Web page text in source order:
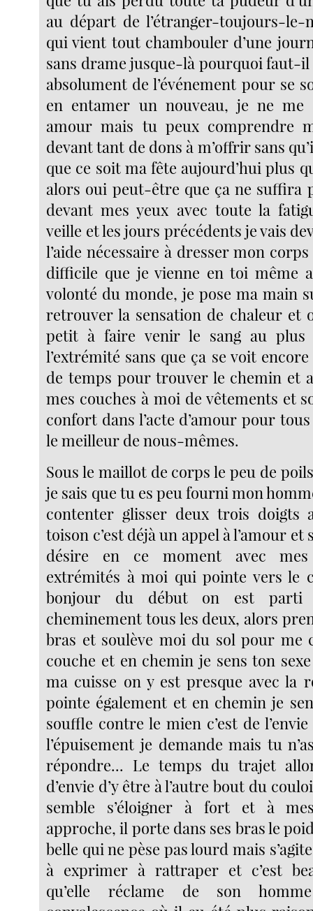
au départ de l’étranger-toujours-le-
qui vient tout chambouler d’une
sans drame jusque-là pourquoi faut-il
absolument de l’événement pour se
en entamer un nouveau, je ne me
amour mais tu peux comprendre
devant tant de dons à m’offrir sans
que ce soit ma fête aujourd’hui plus
alors oui peut-être que ça ne suffira
devant mes yeux avec toute la
veille et les jours précédents je vais
l’aide nécessaire à dresser mon
difficile que je vienne en toi même
volonté du monde, je pose ma main
retrouver la sensation de chaleur et
petit à faire venir le sang au plus
l’extrémité sans que ça se voit
de temps pour trouver le chemin et
mes couches à moi de vêtements et
confort dans l’acte d’amour pour
le meilleur de nous-mêmes.
Sous le maillot de corps le peu de
je sais que tu es peu fourni mon
contenter glisser deux trois doigts
toison c’est déjà un appel à l’amour et
désire en ce moment avec
extrémités à moi qui pointe vers le
bonjour du début on est
cheminement tous les deux, alors
bras et soulève moi du sol pour me
couche et en chemin je sens ton
ma cuisse on y est presque avec la
pointe également et en chemin je
souffle contre le mien c’est de
l’épuisement je demande mais tu
répondre... Le temps du trajet
d’envie d’y être à l’autre bout du
semble s’éloigner à fort et à
approche, il porte dans ses bras le
belle qui ne pèse pas lourd mais
à exprimer à rattraper et c’est
qu’elle réclame de son